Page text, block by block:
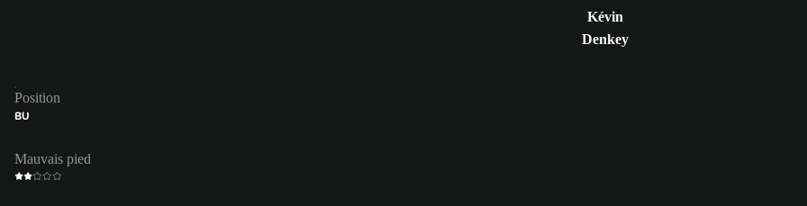
Kévin
Denkey
Position
BU
Mauvais pied